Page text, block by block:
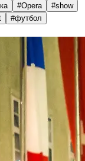
#Opera #show
#футбол